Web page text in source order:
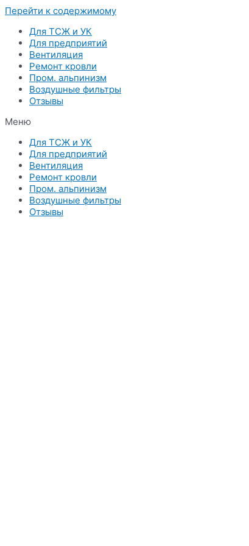
Перейти к содержимому
Для ТСЖ и УК
Для предприятий
Вентиляция
Ремонт кровли
Пром. альпинизм
Воздушные фильтры
Отзывы
Меню
Для ТСЖ и УК
Для предприятий
Вентиляция
Ремонт кровли
Пром. альпинизм
Воздушные фильтры
Отзывы